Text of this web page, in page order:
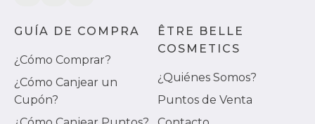
GUÍA DE COMPRA
¿Cómo Comprar?
¿Cómo Canjear un
Cupón?
ÊTRE BELLE
COSMETICS
¿Quiénes Somos?
Puntos de Venta